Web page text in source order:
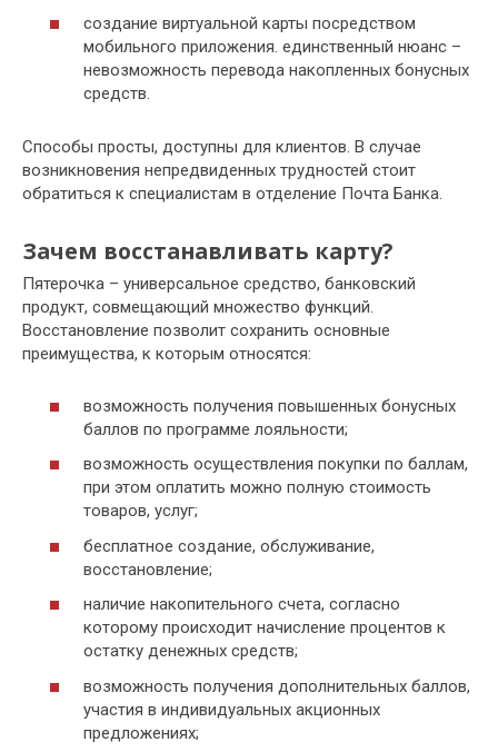
создание виртуальной карты посредством
мобильного приложения. единственный нюанс –
невозможность перевода накопленных бонусных
средств.
Способы просты, доступны для клиентов. В случае
возникновения непредвиденных трудностей стоит
обратиться к специалистам в отделение Почта Банка.
Зачем восстанавливать карту?
Пятерочка – универсальное средство, банковский
продукт, совмещающий множество функций.
Восстановление позволит сохранить основные
преимущества, к которым относятся:
возможность получения повышенных бонусных
баллов по программе лояльности;
возможность осуществления покупки по баллам,
при этом оплатить можно полную стоимость
товаров, услуг;
бесплатное создание, обслуживание,
восстановление;
наличие накопительного счета, согласно
которому происходит начисление процентов к
остатку денежных средств;
возможность получения дополнительных баллов,
участия в индивидуальных акционных
предложениях;